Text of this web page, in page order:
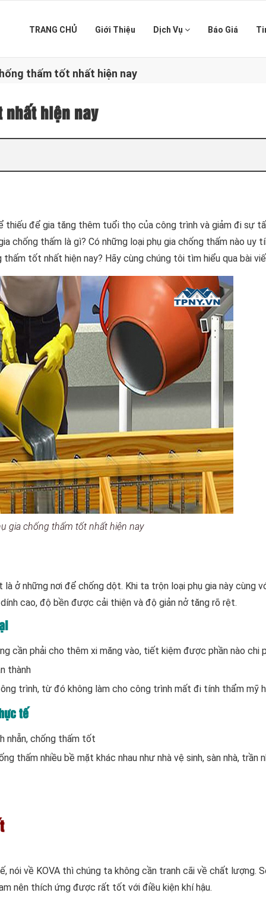
TRANG CHỦ Giới Thiệu Dịch Vụ Báo Giá
thấm tốt nhất hiện nay
nhất hiện nay
thiếu để gia tăng thêm tuổi thọ của công trình và giảm đi sự
chống thấm là gì? Có những loại phụ gia chống thấm nào uy
tốt nhất hiện nay? Hãy cùng chúng tôi tìm hiểu qua bài
gia chống thấm tốt nhất hiện nay
ở những nơi để chống dột. Khi ta trộn loại phụ gia này cùng
cao, độ bền được cải thiện và độ giản nở tăng rõ rệt.
cần phải cho thêm xi măng vào, tiết kiệm được phần nào chi
thành
trình, từ đó không làm cho công trình mất đi tính thẩm mỹ
tế
nhẵn, chống thấm tốt
thấm nhiều bề mặt khác nhau như nhà vệ sinh, sàn nhà, trần
về KOVA thì chúng ta không cần tranh cãi về chất lượng.
nên thích ứng được rất tốt với điều kiện khí hậu.